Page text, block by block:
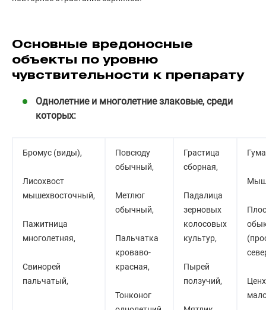
Основные вредоносные
объекты по уровню
чувствительности к препарату
Однолетние и многолетние злаковые, среди
которых:
Бромус (виды),
Лисохвост
мышехвосточный,
Пажитница
многолетняя,
Свинорей
пальчатый,
Повсюду
обычный,
Метлюг
обычный,
Пальчатка
кроваво-
красная,
Тонконог
Грастица
сборная,
Падалица
зерновых
колосовых
культур,
Пырей
ползучий,
Мыш